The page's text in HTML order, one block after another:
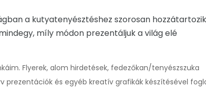
a kutyatenyésztéshez szorosan
míly módon prezentáljuk a világ elé
Flyerek, alom hirdetések, fedezőkan/tenyészszuka
prezentációk és egyéb kreatív grafikák készítésével